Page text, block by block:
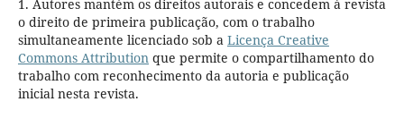
1. Autores mantém os direitos autorais e concedem à revista
o direito de primeira publicação, com o trabalho
simultaneamente licenciado sob a Licença Creative
Commons Attribution que permite o compartilhamento do
trabalho com reconhecimento da autoria e publicação
inicial nesta revista.